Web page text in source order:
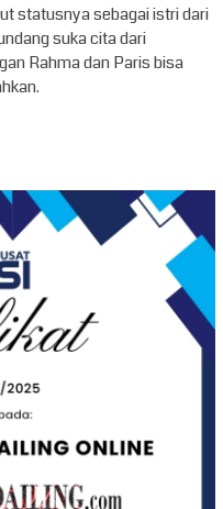
statusnya sebagai istri dari
suka cita dari
Rahma dan Paris bisa